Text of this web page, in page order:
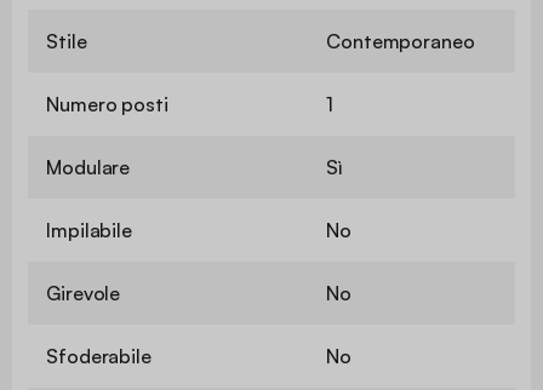
Stile Contemporaneo
Numero posti 1
Modulare Sì
Impilabile No
Girevole No
Sfoderabile No